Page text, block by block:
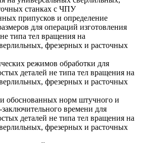
станках с ЧПУ
припусков и определение
для операций изготовления
типа тел вращения на
фрезерных и расточных
режимов обработки для
деталей не типа тел вращения на
фрезерных и расточных
обоснованных норм штучного и
времени для
деталей не типа тел вращения на
фрезерных и расточных